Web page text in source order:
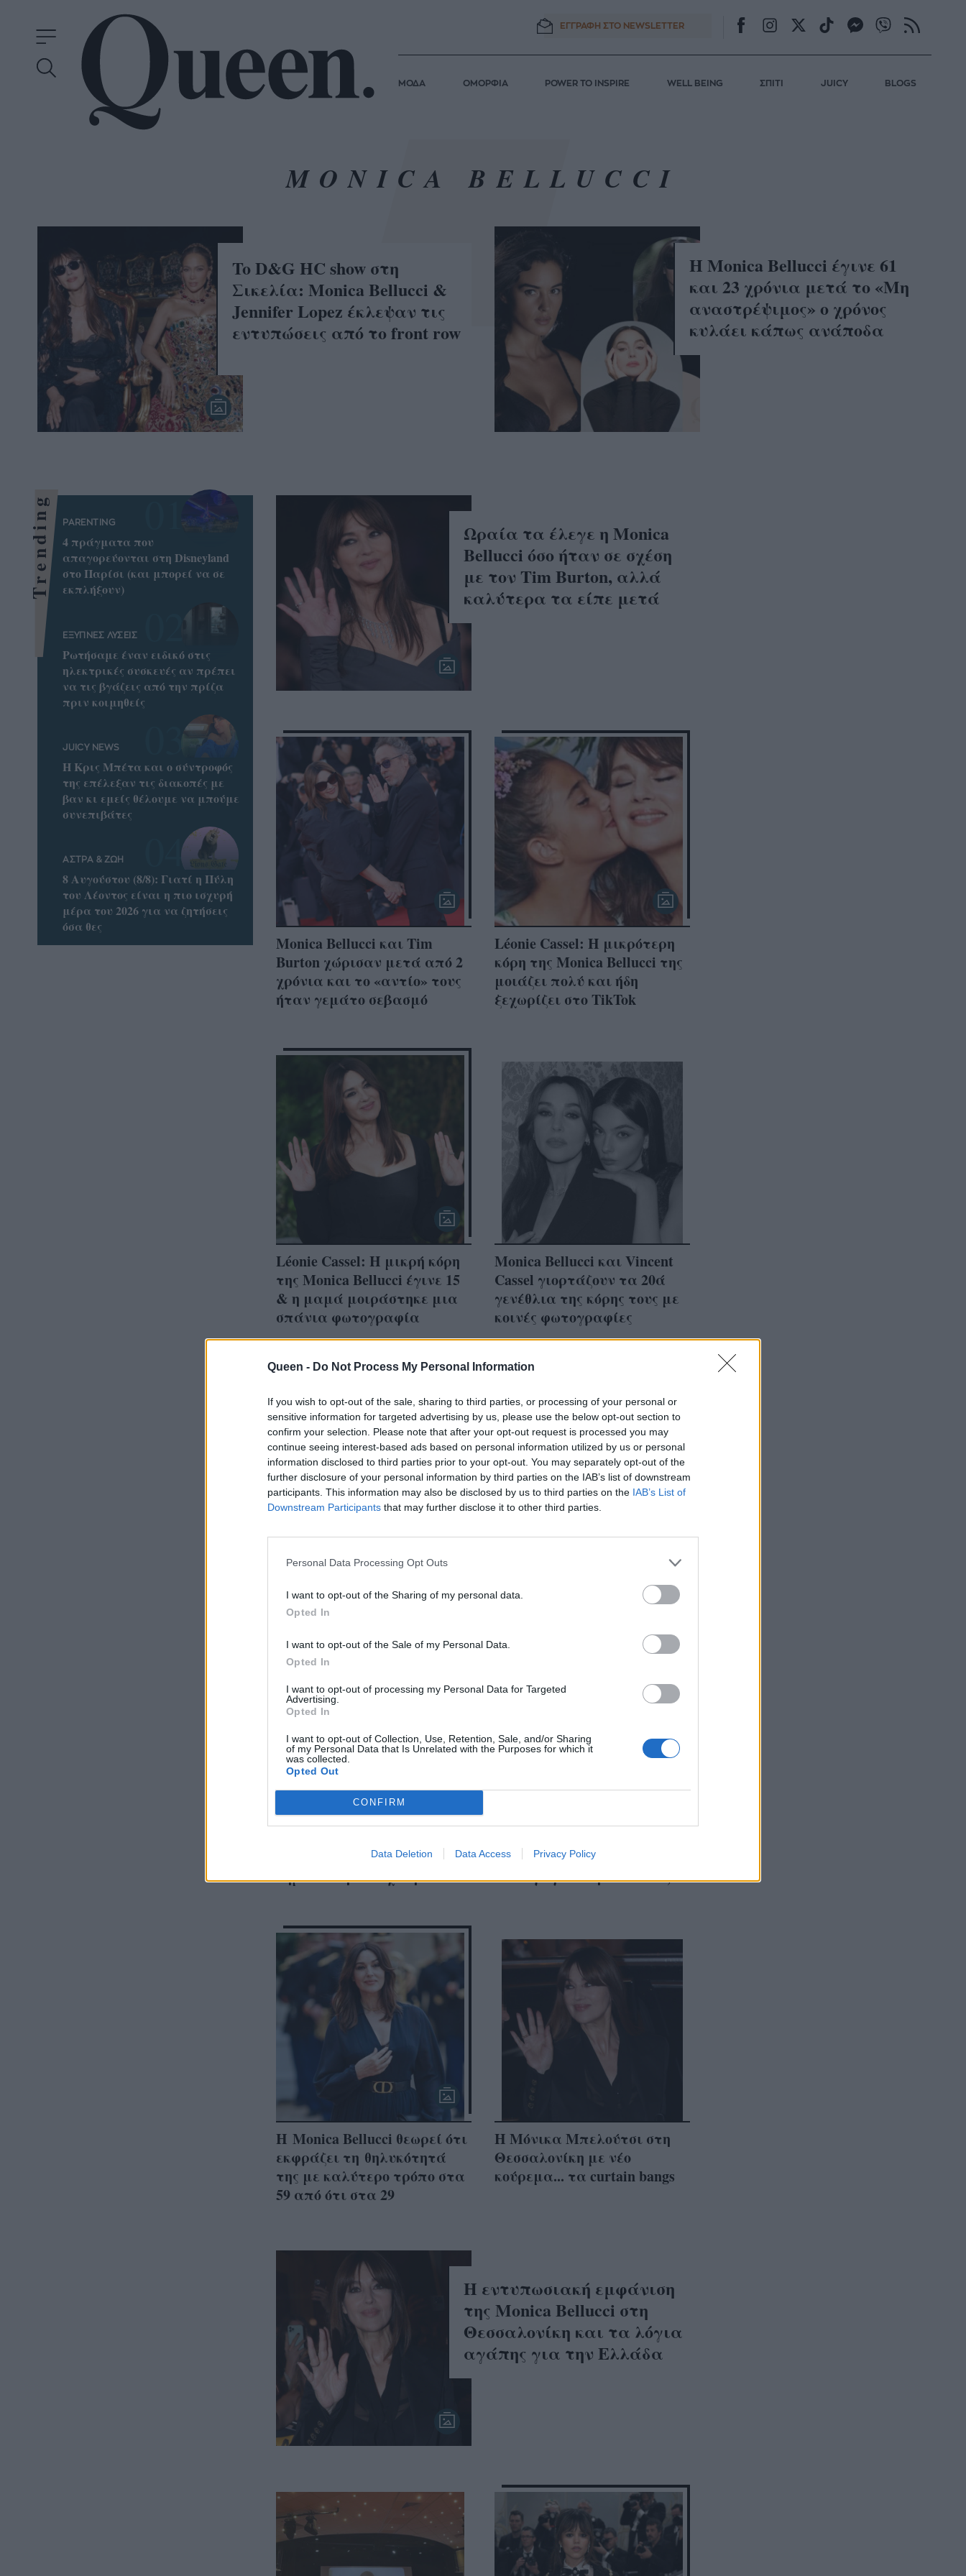
Queen - Do Not Process My Personal Information
If you wish to opt-out of the sale, sharing to third parties, or processing of your personal or
sensitive information for targeted advertising by us, please use the below opt-out section to
confirm your selection. Please note that after your opt-out request is processed you may
continue seeing interest-based ads based on personal information utilized by us or personal
information disclosed to third parties prior to your opt-out. You may separately opt-out of the
further disclosure of your personal information by third parties on the IAB’s list of downstream
participants. This information may also be disclosed by us to third parties on the IAB’s List of
Downstream Participants that may further disclose it to other third parties.
Personal Data Processing Opt Outs
I want to opt-out of the Sharing of my personal data.
Opted In
I want to opt-out of the Sale of my Personal Data.
Opted In
I want to opt-out of processing my Personal Data for Targeted
Advertising.
Opted In
I want to opt-out of Collection, Use, Retention, Sale, and/or Sharing
of my Personal Data that Is Unrelated with the Purposes for which it
was collected.
Opted Out
CONFIRM
Data Deletion Data Access Privacy Policy
ΕΓΓΡΑΦΗ ΣΤΟ NEWSLETTER
ΜΟΔΑ ΟΜΟΡΦΙΑ POWER TO INSPIRE WELL BEING ΣΠΙΤΙ JUICY BLOGS
MONICA BELLUCCI
To D&G HC show στη
Σικελία: Monica Bellucci &
Jennifer Lopez έκλεψαν τις
εντυπώσεις από το front row
Η Monica Bellucci έγινε 61
και 23 χρόνια μετά το «Μη
αναστρέψιμος» ο χρόνος
κυλάει κάπως ανάποδα
Ωραία τα έλεγε η Monica
Bellucci όσο ήταν σε σχέση
με τον Tim Burton, αλλά
καλύτερα τα είπε μετά
Monica Bellucci και Tim
Burton χώρισαν μετά από 2
χρόνια και το «αντίο» τους
ήταν γεμάτο σεβασμό
Léonie Cassel: Η μικρότερη
κόρη της Monica Bellucci της
μοιάζει πολύ και ήδη
ξεχωρίζει στο TikTok
Léonie Cassel: Η μικρή κόρη
της Monica Bellucci έγινε 15
& η μαμά μοιράστηκε μια
σπάνια φωτογραφία
Monica Bellucci και Vincent
Cassel γιορτάζουν τα 20ά
γενέθλια της κόρης τους με
κοινές φωτογραφίες
Italian girl makeup: Πώς θα
πετύχεις το μακιγιάζ της
Monica Bellucci - Θα
χρειαστείς καφέ σκιές!
Η Monica Bellucci έκανε το
Ελλάδα και έδωσε μια
σημαντική υπόσχεση
Η Monica Bellucci έφυγε από
αυτό που την κάνει να
επιστρέφει στην Ελλάδα;
Η Monica Bellucci θεωρεί ότι
εκφράζει τη θηλυκότητά
της με καλύτερο τρόπο στα
59 από ότι στα 29
Η Μόνικα Μπελούτσι στη
Θεσσαλονίκη με νέο
κούρεμα... τα curtain bangs
H εντυπωσιακή εμφάνιση
της Monica Bellucci στη
Θεσσαλονίκη και τα λόγια
αγάπης για την Ελλάδα
Trending PARENTING
4 πράγματα που
απαγορεύονται στη Disneyland
στο Παρίσι (και μπορεί να σε
εκπλήξουν)
ΕΞΥΠΝΕΣ ΛΥΣΕΙΣ
Ρωτήσαμε έναν ειδικό στις
ηλεκτρικές συσκευές αν πρέπει
να τις βγάζεις από την πρίζα
πριν κοιμηθείς
JUICY NEWS
Η Κρις Μπέτα και ο σύντροφός
της επέλεξαν τις διακοπές με
βαν κι εμείς θέλουμε να μπούμε
συνεπιβάτες
ΑΣΤΡΑ & ΖΩΗ
8 Aυγούστου (8/8): Γιατί η Πύλη
του Λέοντος είναι η πιο ισχυρή
μέρα του 2026 για να ζητήσεις
όσα θες